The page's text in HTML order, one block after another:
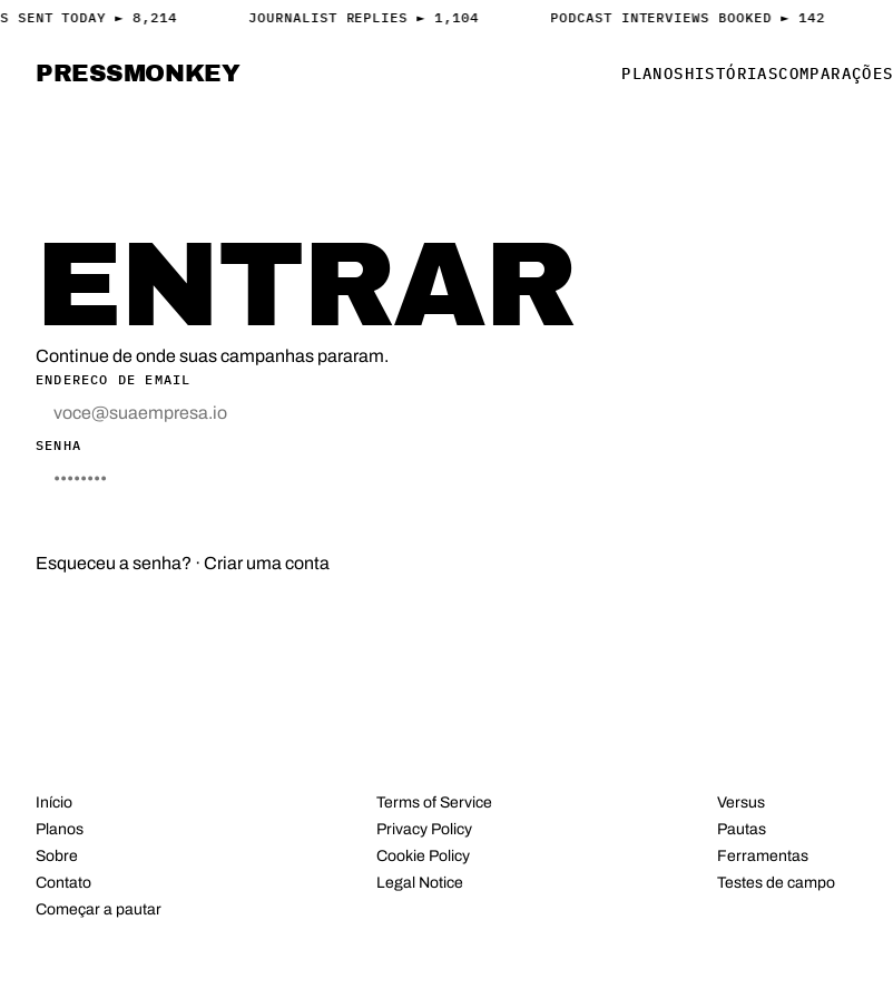
SENT TODAY ► 8,214 JOURNALIST REPLIES ► 1,104 PODCAST INTERVIEWS BOOKED ► 142
PRESSMONKEY PLANOSHISTÓRIASCOMPARAÇÕES
ENTRAR
Continue de onde suas campanhas pararam.
ENDERECO DE EMAIL
SENHA
Esqueceu a senha? · Criar uma conta
Início
Planos
Sobre
Contato
Começar a pautar
Terms of Service
Privacy Policy
Cookie Policy
Legal Notice
Versus
Pautas
Ferramentas
Testes de campo